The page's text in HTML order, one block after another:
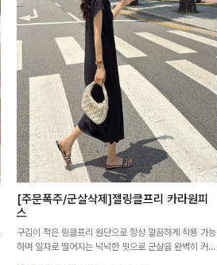
[주문폭주/군살삭제]젤링클프리 카라원피
스
구김이 적은 링클프리 원단으로 항상 깔끔하게 착용 가능
하며 일자로 떨어지는 넉넉한 핏으로 군살을 완벽히 커버